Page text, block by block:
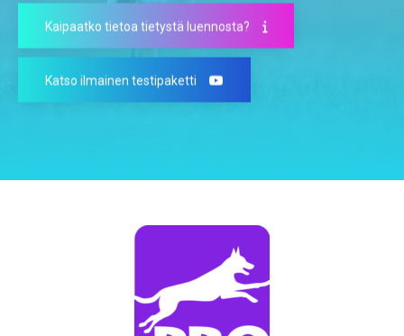
Kaipaatko tietoa tietystä luennosta?
Katso ilmainen testipaketti